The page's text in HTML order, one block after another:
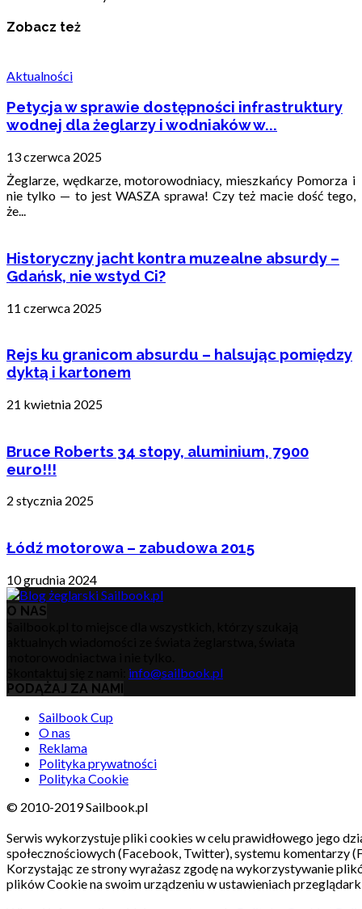
Zobacz też
Aktualności
Petycja w sprawie dostępności infrastruktury
wodnej dla żeglarzy i wodniaków w...
13 czerwca 2025
Żeglarze, wędkarze, motorowodniacy, mieszkańcy Pomorza i
nie tylko — to jest WASZA sprawa! Czy też macie dość tego,
że...
Historyczny jacht kontra muzealne absurdy –
Gdańsk, nie wstyd Ci?
11 czerwca 2025
Rejs ku granicom absurdu – halsując pomiędzy
dyktą i kartonem
21 kwietnia 2025
Bruce Roberts 34 stopy, aluminium, 7900
euro!!!
2 stycznia 2025
Łódź motorowa – zabudowa 2015
10 grudnia 2024
O NAS
info@sailbook.pl
PODĄŻAJ ZA NAMI
Sailbook Cup
O nas
Reklama
Polityka prywatności
Polityka Cookie
© 2010-2019 Sailbook.pl
Serwis wykorzystuje pliki cookies w celu prawidłowego jego
społecznościowych (Facebook, Twitter), systemu komentarzy
Korzystając ze strony wyrażasz zgodę na wykorzystywanie
plików Cookie na swoim urządzeniu w ustawieniach